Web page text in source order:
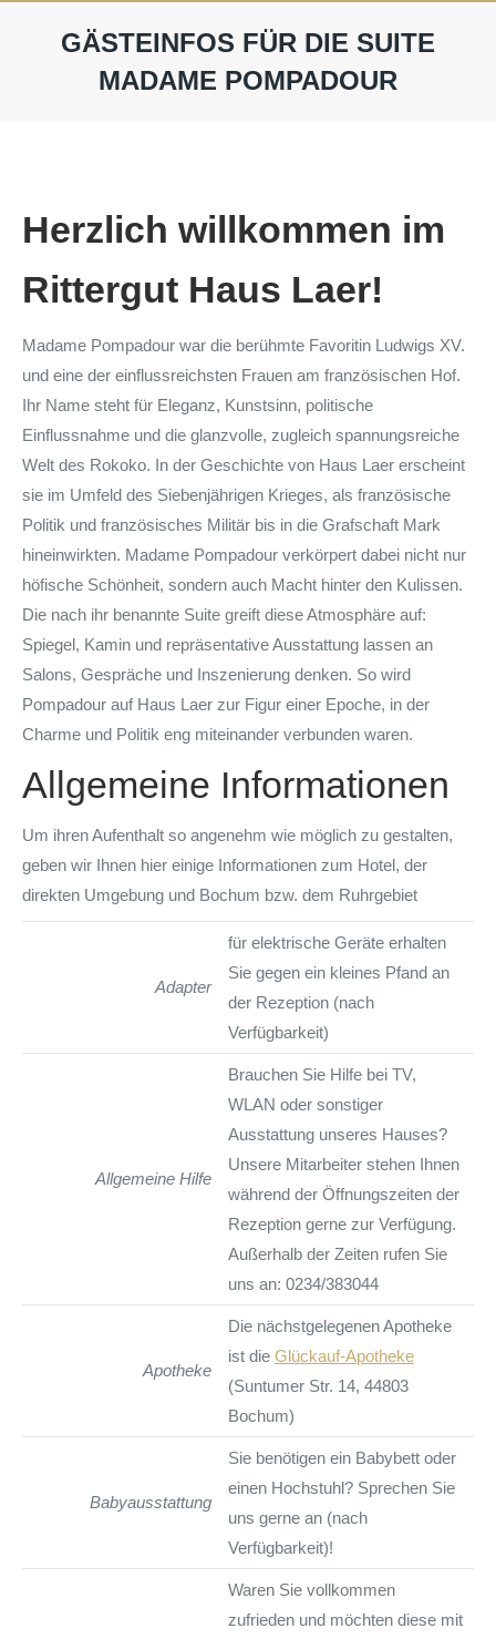
GÄSTEINFOS FÜR DIE SUITE
MADAME POMPADOUR
Herzlich willkommen im
Rittergut Haus Laer!
Madame Pompadour war die berühmte Favoritin Ludwigs XV.
und eine der einflussreichsten Frauen am französischen Hof.
Ihr Name steht für Eleganz, Kunstsinn, politische
Einflussnahme und die glanzvolle, zugleich spannungsreiche
Welt des Rokoko. In der Geschichte von Haus Laer erscheint
sie im Umfeld des Siebenjährigen Krieges, als französische
Politik und französisches Militär bis in die Grafschaft Mark
hineinwirkten. Madame Pompadour verkörpert dabei nicht nur
höfische Schönheit, sondern auch Macht hinter den Kulissen.
Die nach ihr benannte Suite greift diese Atmosphäre auf:
Spiegel, Kamin und repräsentative Ausstattung lassen an
Salons, Gespräche und Inszenierung denken. So wird
Pompadour auf Haus Laer zur Figur einer Epoche, in der
Charme und Politik eng miteinander verbunden waren.
Allgemeine Informationen
Um ihren Aufenthalt so angenehm wie möglich zu gestalten,
geben wir Ihnen hier einige Informationen zum Hotel, der
direkten Umgebung und Bochum bzw. dem Ruhrgebiet
Adapter
für elektrische Geräte erhalten
Sie gegen ein kleines Pfand an
der Rezeption (nach
Verfügbarkeit)
Allgemeine Hilfe
Brauchen Sie Hilfe bei TV,
WLAN oder sonstiger
Ausstattung unseres Hauses?
Unsere Mitarbeiter stehen Ihnen
während der Öffnungszeiten der
Rezeption gerne zur Verfügung.
Außerhalb der Zeiten rufen Sie
uns an: 0234/383044
Apotheke
Die nächstgelegenen Apotheke
ist die Glückauf-Apotheke
(Suntumer Str. 14, 44803
Bochum)
Babyausstattung
Sie benötigen ein Babybett oder
einen Hochstuhl? Sprechen Sie
uns gerne an (nach
Verfügbarkeit)!
Waren Sie vollkommen
zufrieden und möchten diese mit